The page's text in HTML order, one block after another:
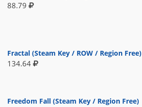
88.79
Fractal (Steam Key / ROW / Region Free)
134.64
Freedom Fall (Steam Key / Region Free)